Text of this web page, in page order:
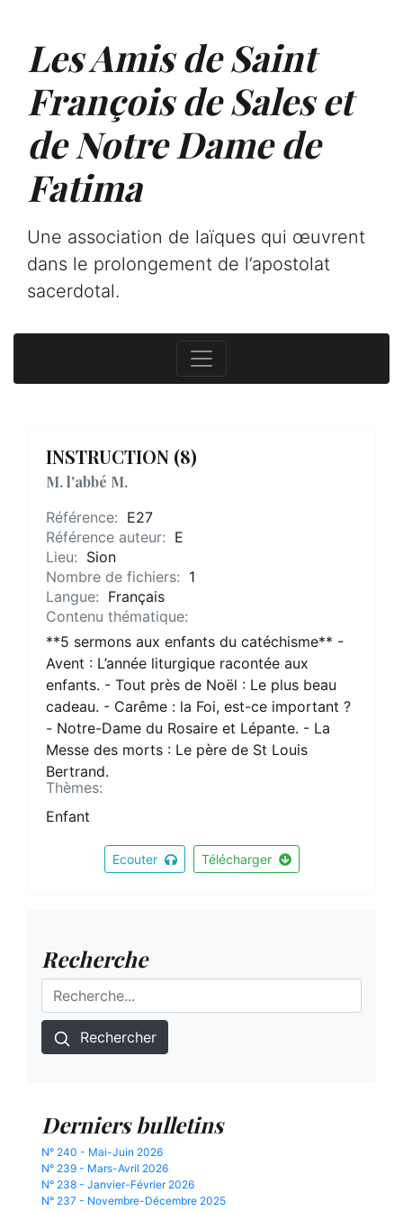
Les Amis de Saint
François de Sales et
de Notre Dame de
Fatima
Une association de laïques qui œuvrent
dans le prolongement de l’apostolat
sacerdotal.
INSTRUCTION (8)
M. l'abbé M.
Référence: E27
Référence auteur: E
Lieu: Sion
Nombre de fichiers: 1
Langue: Français
Contenu thématique:
**5 sermons aux enfants du catéchisme** -
Avent : L’année liturgique racontée aux
enfants. - Tout près de Noël : Le plus beau
cadeau. - Carême : la Foi, est-ce important ?
- Notre-Dame du Rosaire et Lépante. - La
Messe des morts : Le père de St Louis
Bertrand.
Thèmes:
Enfant
Ecouter Télécharger
Recherche
Rechercher
Derniers bulletins
N° 240 - Mai-Juin 2026
N° 239 - Mars-Avril 2026
N° 238 - Janvier-Février 2026
N° 237 - Novembre-Décembre 2025